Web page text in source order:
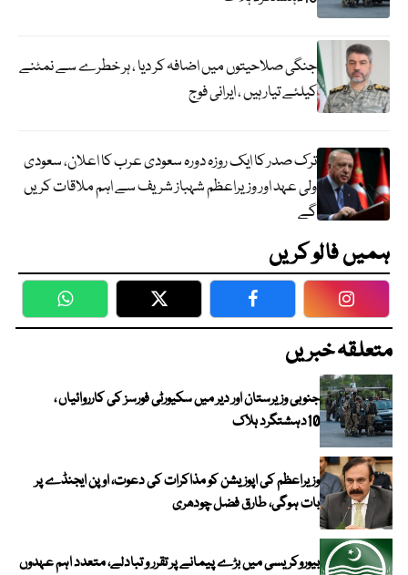
جنگی صلاحیتوں میں اضافہ کر دیا ، ہر خطرے سے نمٹنے
کیلئے تیار ہیں ، ایرانی فوج
ترک صدر کا ایک روزہ دورہ سعودی عرب کا اعلان، سعودی
ولی عہد اور وزیراعظم شہباز شریف سے اہم ملاقات کریں
گے
ہمیں فالو کریں
WhatsApp Twitter Facebook
متعلقہ خبریں
جنوبی وزیرستان اور دیر میں سکیورٹی فورسز کی کارروائیاں ،
10دہشتگرد ہلاک
وزیراعظم کی اپوزیشن کو مذاکرات کی دعوت، اوپن ایجنڈے پر
بات ہوگی، طارق فضل چودھری
بیوروکریسی میں بڑے پیمانے پر تقرر و تبادلے، متعدد اہم عہدوں